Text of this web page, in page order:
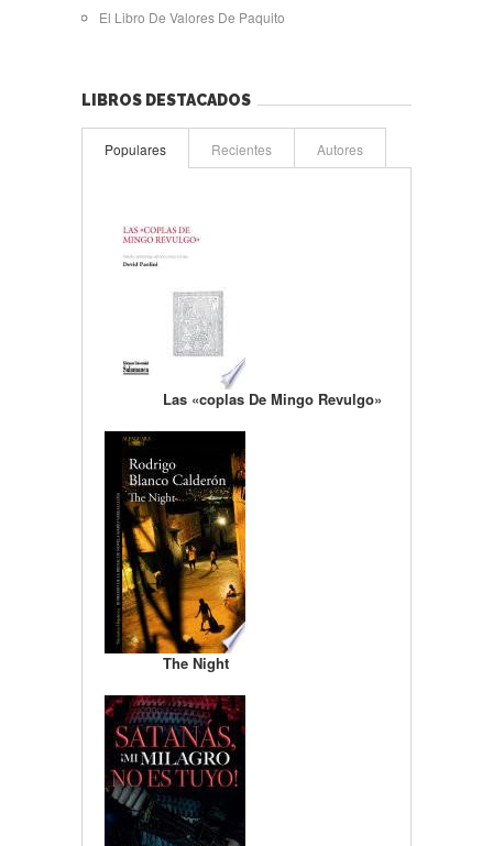
El Libro De Valores De Paquito
LIBROS DESTACADOS
Populares Recientes Autores
Las «coplas De Mingo Revulgo»
The Night